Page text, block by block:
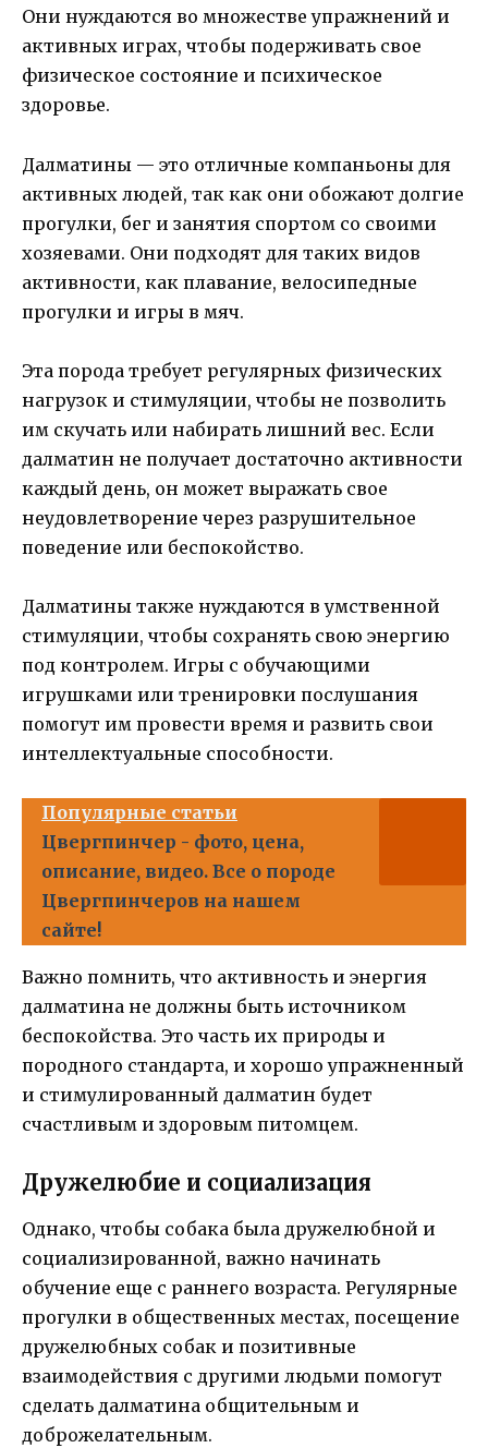
Они нуждаются во множестве упражнений и
активных играх, чтобы подерживать свое
физическое состояние и психическое
здоровье.
Далматины — это отличные компаньоны для
активных людей, так как они обожают долгие
прогулки, бег и занятия спортом со своими
хозяевами. Они подходят для таких видов
активности, как плавание, велосипедные
прогулки и игры в мяч.
Эта порода требует регулярных физических
нагрузок и стимуляции, чтобы не позволить
им скучать или набирать лишний вес. Если
далматин не получает достаточно активности
каждый день, он может выражать свое
неудовлетворение через разрушительное
поведение или беспокойство.
Далматины также нуждаются в умственной
стимуляции, чтобы сохранять свою энергию
под контролем. Игры с обучающими
игрушками или тренировки послушания
помогут им провести время и развить свои
интеллектуальные способности.
Популярные статьи
Цвергпинчер - фото, цена,
описание, видео. Все о породе
Цвергпинчеров на нашем
сайте!
Важно помнить, что активность и энергия
далматина не должны быть источником
беспокойства. Это часть их природы и
породного стандарта, и хорошо упражненный
и стимулированный далматин будет
счастливым и здоровым питомцем.
Дружелюбие и социализация
Однако, чтобы собака была дружелюбной и
социализированной, важно начинать
обучение еще с раннего возраста. Регулярные
прогулки в общественных местах, посещение
дружелюбных собак и позитивные
взаимодействия с другими людьми помогут
сделать далматина общительным и
доброжелательным.